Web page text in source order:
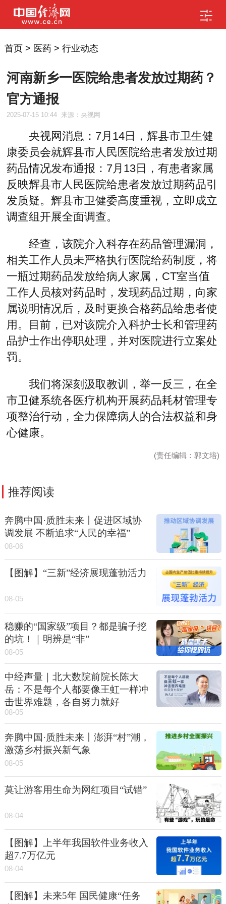
首页> 医药> 行业动态
河南新乡一医院给患者发放过期药？
官方通报
2025-07-15 10:44 来源：央视网
央视网消息：7月14日，辉县市卫生健
康委员会就辉县市人民医院给患者发放过期
药品情况发布通报：7月13日，有患者家属
反映辉县市人民医院给患者发放过期药品引
发质疑。辉县市卫健委高度重视，立即成立
调查组开展全面调查。
经查，该院介入科存在药品管理漏洞，
相关工作人员未严格执行医院给药制度，将
一瓶过期药品发放给病人家属，CT室当值
工作人员核对药品时，发现药品过期，向家
属说明情况后，及时更换合格药品给患者使
用。目前，已对该院介入科护士长和管理药
品护士作出停职处理，并对医院进行立案处
罚。
我们将深刻汲取教训，举一反三，在全
市卫健系统各医疗机构开展药品耗材管理专
项整治行动，全力保障病人的合法权益和身
心健康。
(责任编辑：郭文培)
推荐阅读
奔腾中国·质胜未来丨促进区域协
调发展 不断追求“人民的幸福”
08-06
【图解】“三新”经济展现蓬勃活力
08-05
稳赚的“国家级”项目？都是骗子挖
的坑！｜明辨是“非”
08-05
中经声量｜北大数院前院长陈大
岳：不是每个人都要像王虹一样冲
击世界难题，各自努力就好
08-05
奔腾中国·质胜未来丨澎湃“村”潮，
激荡乡村振兴新气象
08-05
莫让游客用生命为网红项目“试错”
08-04
【图解】上半年我国软件业务收入
超7.7万亿元
08-04
【图解】未来5年 国民健康“任务